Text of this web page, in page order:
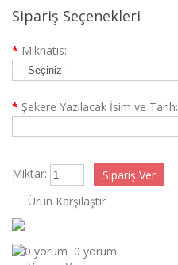
Sipariş Seçenekleri
* Mıknatıs:
* Şekere Yazılacak İsim ve Tarih:
Miktar:
Ürün Karşılaştır
0 yorum